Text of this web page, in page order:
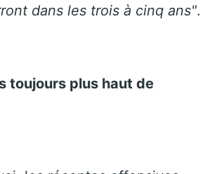
dans les trois à cinq ans".
toujours plus haut de